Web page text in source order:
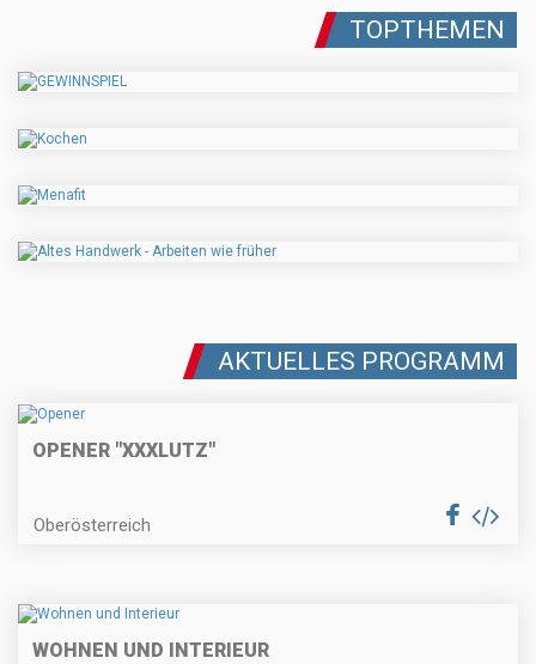
TOPTHEMEN
AKTUELLES PROGRAMM
OPENER "XXXLUTZ"
Oberösterreich
WOHNEN UND INTERIEUR